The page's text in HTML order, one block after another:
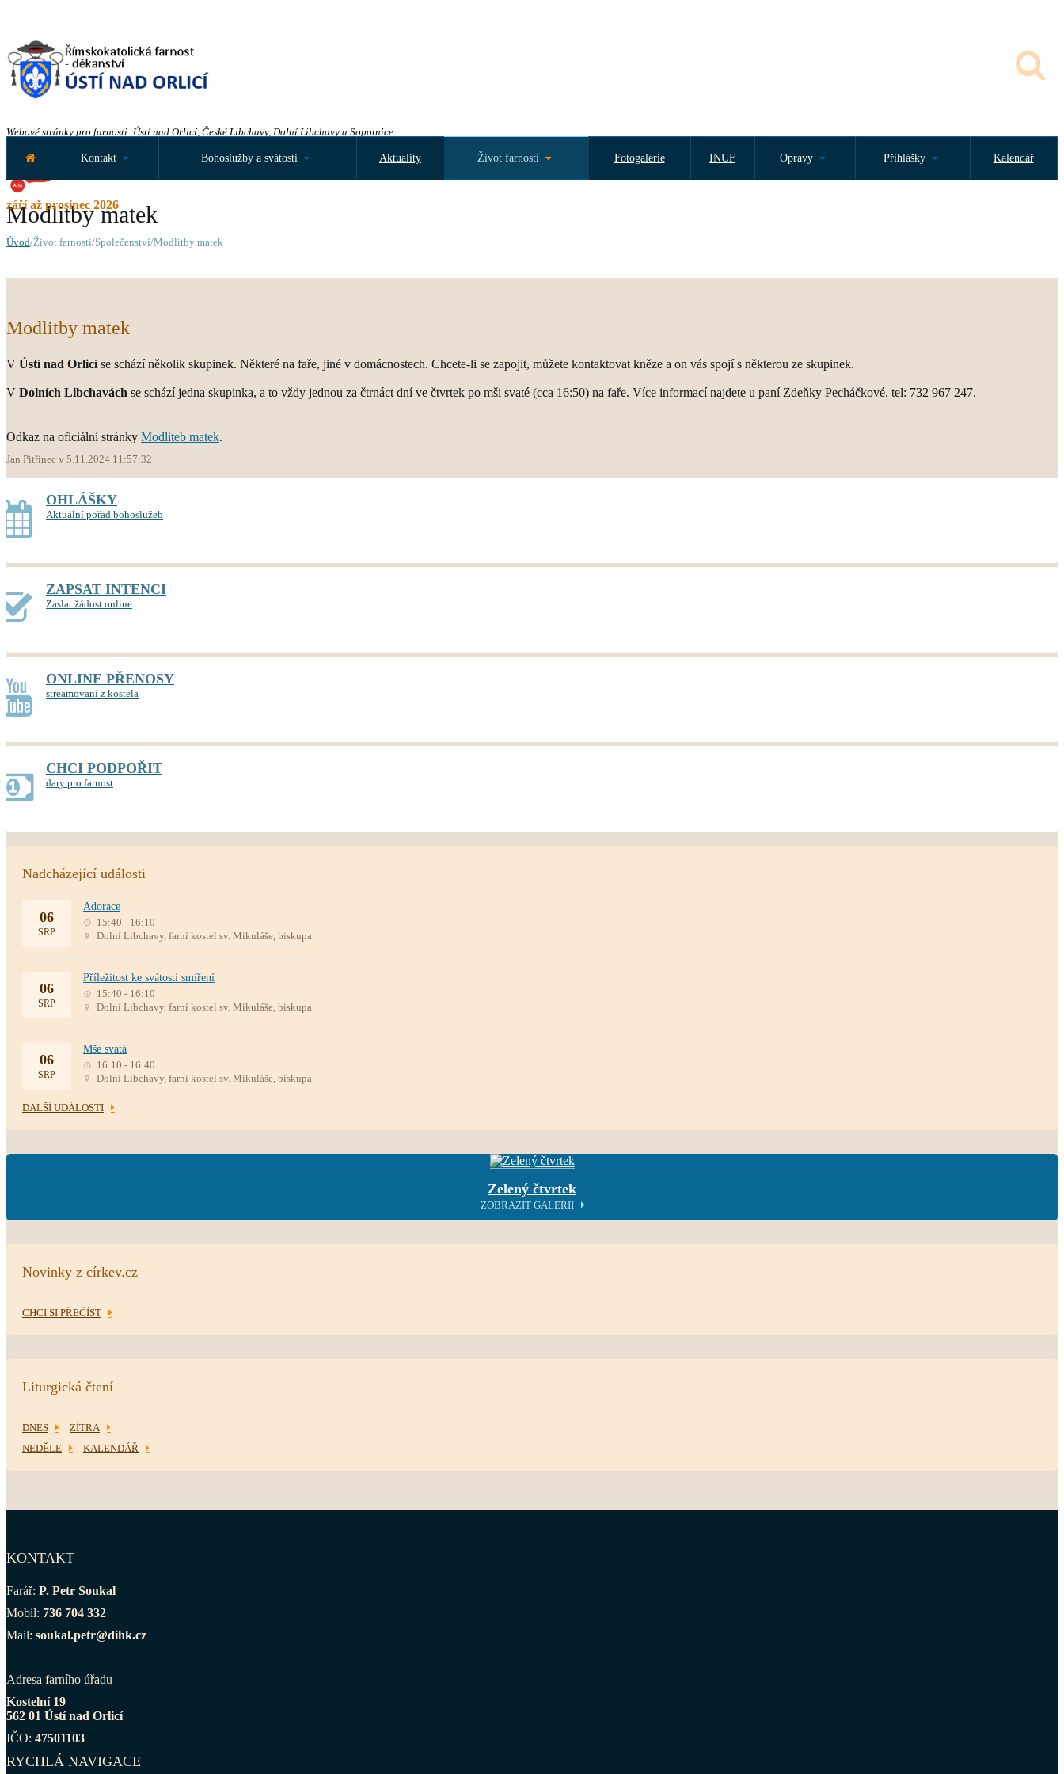
Webové stránky pro farnosti: Ústí nad Orlicí, České Libchavy, Dolní Libchavy a Sopotnice.
září až prosinec 2026
Kontakt Bohoslužby a svátosti Aktuality Život farnosti Fotogalerie INUF Opravy Přihlášky Kalendář
Modlitby matek
Úvod/Život farnosti/Společenství/Modlitby matek
Modlitby matek
V Ústí nad Orlicíse schází několik skupinek. Některé na faře, jiné v domácnostech. Chcete-li se zapojit, můžete kontaktovat kněze a on vás spojí s některou ze skupinek.
V Dolních Libchavách se schází jedna skupinka, a to vždy jednou za čtrnáct dní ve čtvrtek po mši svaté (cca 16:50) na faře. Více informací najdete u paní Zdeňky Pecháčkové, tel: 732 967 247.
Odkaz na oficiální stránky Modliteb matek.
Jan Pitřinec v 5.11.2024 11:57:32
OHLÁŠKY
Aktuální pořad bohoslužeb
ZAPSAT INTENCI
Zaslat žádost online
ONLINE PŘENOSY
streamovaní z kostela
CHCI PODPOŘIT
dary pro farnost
Nadcházející události
06
SRP
Adorace
15:40 - 16:10
Dolní Libchavy, farní kostel sv. Mikuláše, biskupa
06
SRP
Příležitost ke svátosti smíření
15:40 - 16:10
Dolní Libchavy, farní kostel sv. Mikuláše, biskupa
06
SRP
Mše svatá
16:10 - 16:40
Dolní Libchavy, farní kostel sv. Mikuláše, biskupa
DALŠÍ UDÁLOSTI
Zelený čtvrtek
ZOBRAZIT GALERII
Novinky z církev.cz
CHCI SI PŘEČÍST
Liturgická čtení
DNES
ZÍTRA
NEDĚLE
KALENDÁŘ
KONTAKT
Farář: P. Petr Soukal
Mobil: 736 704 332
Mail: soukal.petr@dihk.cz
Adresa farního úřadu
Kostelní 19
562 01 Ústí nad Orlicí
IČO: 47501103
RYCHLÁ NAVIGACE